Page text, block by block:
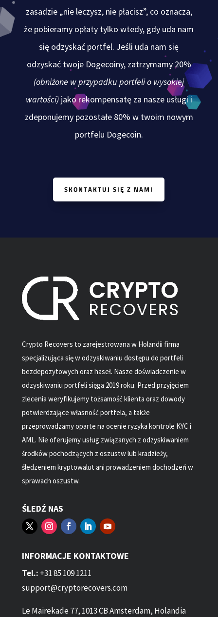
zasadzie „nie leczysz, nie płacisz”, co oznacza,
że pobieramy opłaty tylko wtedy, gdy uda nam
się odzyskać portfel. Jeśli uda nam się
odzyskać twoje Dogecoiny, zatrzymamy 20%
(obniżone w przypadku portfeli o wysokiej
wartości) jako rekompensatę za nasze usługi i
zdeponujemy pozostałe 80% w twoim nowym
portfelu Dogecoin.
SKONTAKTUJ SIĘ Z NAMI
Crypto Recovers to zarejestrowana w Holandii firma
specjalizująca się w odzyskiwaniu dostępu do portfeli
bezdepozytowych oraz haseł. Nasze doświadczenie w
odzyskiwaniu portfeli sięga 2019 roku. Przed przyjęciem
zlecenia weryfikujemy tożsamość klienta oraz dowody
potwierdzające własność portfela, a także
przeprowadzamy oparte na ocenie ryzyka kontrole KYC i
AML. Nie oferujemy usług związanych z odzyskiwaniem
środków pochodzących z oszustw lub kradzieży,
śledzeniem kryptowalut ani prowadzeniem dochodzeń w
sprawach oszustw.
ŚLEDŹ NAS
INFORMACJE KONTAKTOWE
Tel.: +31 85 109 1211
support@cryptorecovers.com
Le Mairekade 77, 1013 CB Amsterdam, Holandia